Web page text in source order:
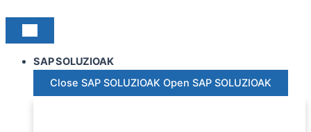
SAP SOLUZIOAK
Close SAP SOLUZIOAK Open SAP SOLUZIOAK